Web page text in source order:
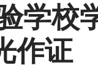
学校
作证